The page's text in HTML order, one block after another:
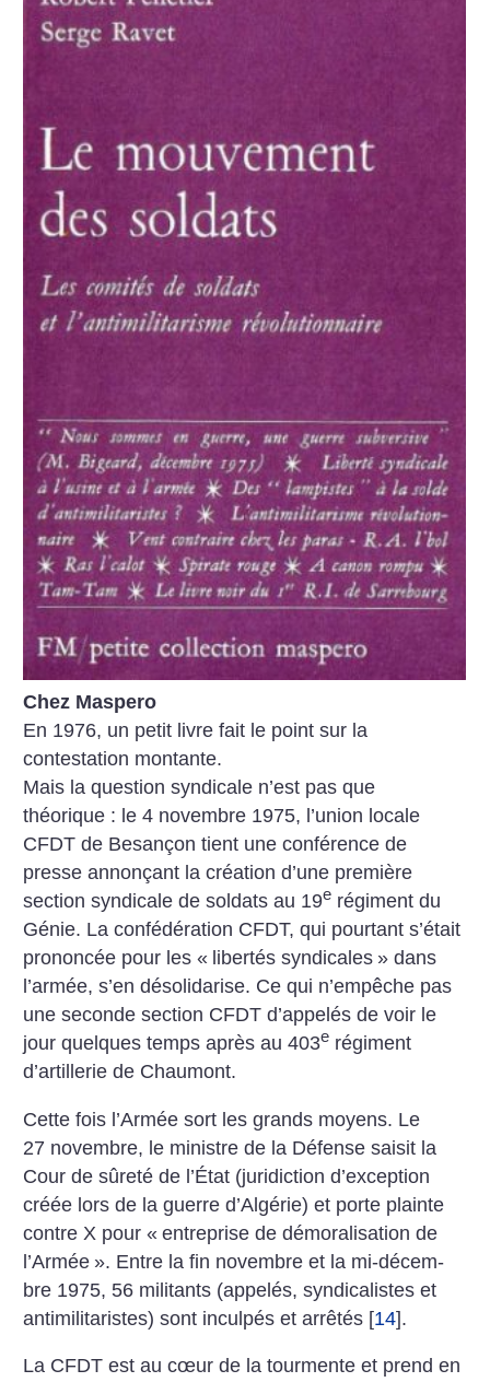
Chez Maspero
En 1976, un petit livre fait le point sur la
contestation montante.
Mais la question syndicale n’est pas que
théorique : le 4 novembre 1975, l’union locale
CFDT de ­Besançon tient une conférence de
presse annonçant la création d’une première
section syndicale de soldats au 19e régiment du
Génie. La confédération CFDT, qui pourtant s’était
prononcée pour les « libertés syndicales » dans
l’armée, s’en désolidarise. Ce qui n’empêche pas
une seconde section CFDT d’appelés de voir le
jour quelques temps après au 403e régiment
d’artillerie de Chaumont.
Cette fois l’Armée sort les grands moyens. Le
27 novembre, le ministre de la Défense saisit la
Cour de sûreté de l’État (juridiction d’exception
créée lors de la guerre d’Algérie) et porte plainte
contre X pour « entreprise de démoralisation de
l’Armée ». Entre la fin novembre et la mi-décem­
bre 1975, 56 militants (appelés, syndicalistes et
antimilitaristes) sont inculpés et arrêtés [14].
La CFDT est au cœur de la tourmente et prend en